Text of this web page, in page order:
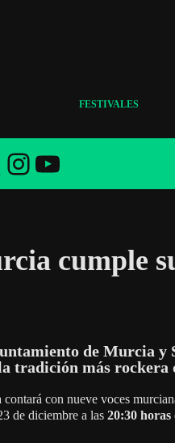
FESTIVALES
YouTube YouTube
cumple
de Murcia y
tradición más rockera
con nueve voces
de diciembre a las 20:30 horas